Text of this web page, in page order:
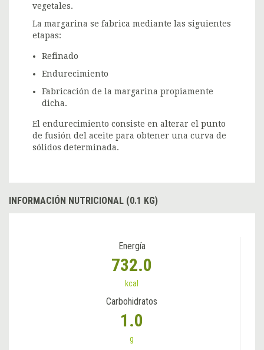
vegetales.
La margarina se fabrica mediante las siguientes
etapas:
Refinado
Endurecimiento
Fabricación de la margarina propiamente
dicha.
El endurecimiento consiste en alterar el punto
de fusión del aceite para obtener una curva de
sólidos determinada.
INFORMACIÓN NUTRICIONAL (0.1 KG)
Energía
732.0
kcal
Carbohidratos
1.0
g